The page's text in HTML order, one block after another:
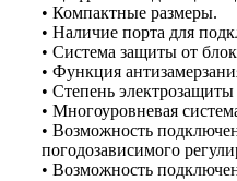
• Компактные размеры.
• Наличие порта для
• Система защиты от
• Функция
• Степень
• Многоуровневая
• Возможность
погодозависимого
• Возможность